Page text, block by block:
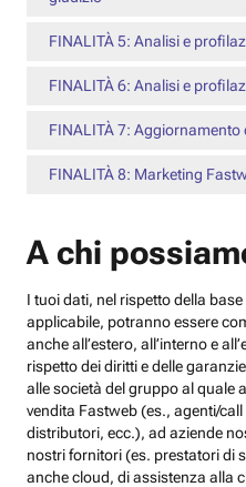
FINALITÀ 5: Analisi e
FINALITÀ 6: Analisi e
FINALITÀ 7: Aggiornamento
FINALITÀ 8: Marketing
A chi
I tuoi dati, nel rispetto della
applicabile, potranno essere
anche all’estero, all’interno e
rispetto dei diritti e delle
alle società del gruppo al quale
vendita Fastweb (es., agenti/
distributori, ecc.), ad aziende
nostri fornitori (es. prestatori di
anche cloud, di assistenza alla